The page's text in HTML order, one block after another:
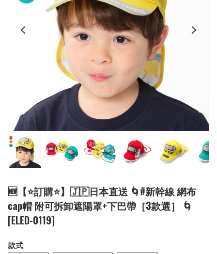
🆕【⭐訂購⭐】🇯🇵日本直送 🌀#新幹線 網布
cap帽 附可拆卸遮陽罩+下巴帶［3款選］ 🌀
[ELED-0119]
款式